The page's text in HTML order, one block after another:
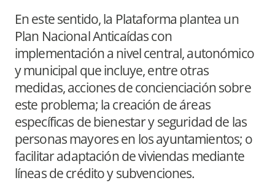
En este sentido, la Plataforma plantea un
Plan Nacional Anticaídas con
implementación a nivel central, autonómico
y municipal que incluye, entre otras
medidas, acciones de concienciación sobre
este problema; la creación de áreas
específicas de bienestar y seguridad de las
personas mayores en los ayuntamientos; o
facilitar adaptación de viviendas mediante
líneas de crédito y subvenciones.